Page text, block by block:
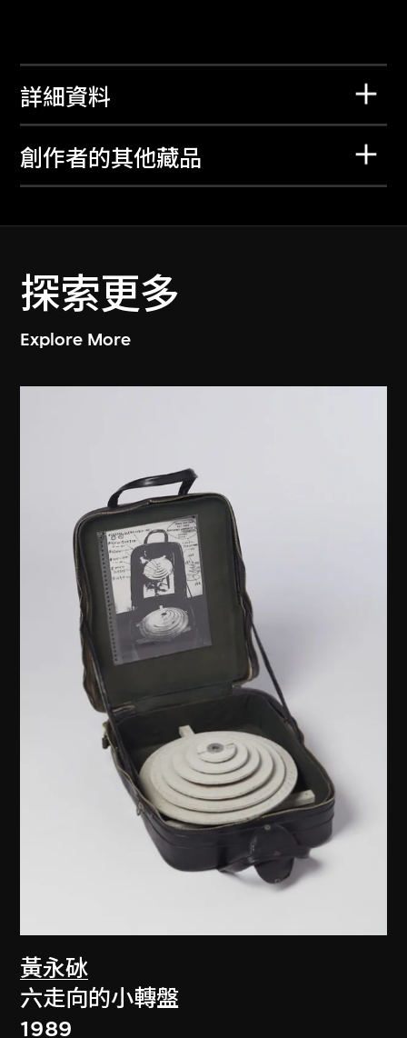
詳細資料
創作者的其他藏品
探索更多
Explore More
黃永砅
六走向的小轉盤
1989